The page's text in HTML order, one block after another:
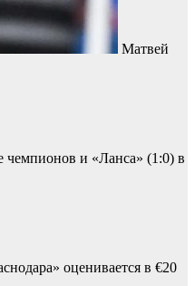
Матвей
чемпионов и «Ланса» (1:0) в
оценивается в €20